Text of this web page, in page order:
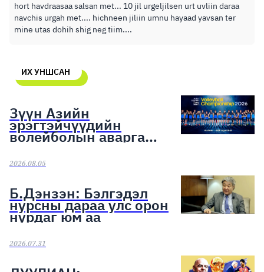
hort havdraasaa salsan met... 10 jil urgeljilsen urt uvliin daraa
navchis urgah met.... hichneen jiliin umnu hayaad yavsan ter
mine utas dohih shig neg tiim....
ИХ УНШСАН
Зүүн Азийн
эрэгтэйчүүдийн
волейболын аварга
шалгаруулах тэмцээн
эхэллээ
2026.08.05
Б.Дэнзэн: Бэлгэдэл
нурсны дараа улс орон
нурдаг юм аа
2026.07.31